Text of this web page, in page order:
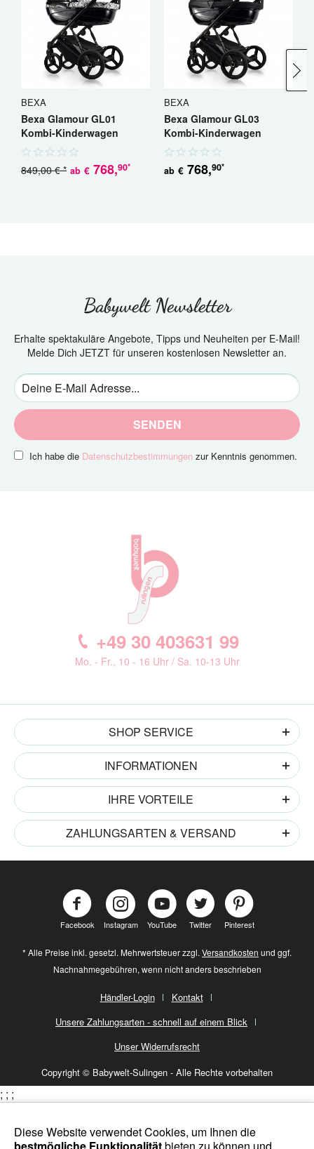
BEXA
Bexa Glamour GL01
Kombi-Kinderwagen
ab € 768,90*
849,00 € *
BEXA
Bexa Glamour GL03
Kombi-Kinderwagen
ab € 768,90*
Babywelt Newsletter
Erhalte spektakuläre Angebote, Tipps und Neuheiten per E-Mail!
Melde Dich JETZT für unseren kostenlosen Newsletter an.
SENDEN
Ich habe die Datenschutzbestimmungen zur Kenntnis genommen.
+49 30 403631 99
Mo. - Fr., 10 - 16 Uhr / Sa. 10-13 Uhr
SHOP SERVICE
INFORMATIONEN
IHRE VORTEILE
ZAHLUNGSARTEN & VERSAND
Facebook Instagram YouTube Twitter Pinterest
* Alle Preise inkl. gesetzl. Mehrwertsteuer zzgl. Versandkosten und ggf.
Nachnahmegebühren, wenn nicht anders beschrieben
Händler-Login
Kontakt
Unsere Zahlungsarten - schnell auf einem Blick
Unser Widerrufsrecht
Copyright © Babywelt-Sulingen - Alle Rechte vorbehalten
Diese Website verwendet Cookies, um Ihnen die
; ; ;